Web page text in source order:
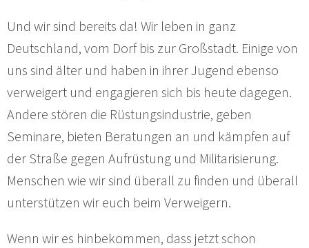
Und wir sind bereits da! Wir leben in ganz
Deutschland, vom Dorf bis zur Großstadt. Einige von
uns sind älter und haben in ihrer Jugend ebenso
verweigert und engagieren sich bis heute dagegen.
Andere stören die Rüstungsindustrie, geben
Seminare, bieten Beratungen an und kämpfen auf
der Straße gegen Aufrüstung und Militarisierung.
Menschen wie wir sind überall zu finden und überall
unterstützen wir euch beim Verweigern.
Wenn wir es hinbekommen, dass jetzt schon